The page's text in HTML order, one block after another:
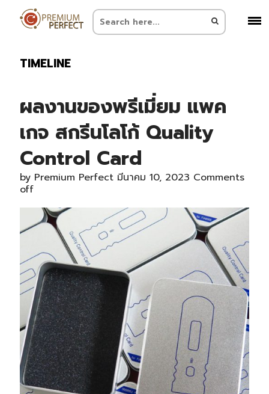
TIMELINE
ผลงานของพรีเมี่ยม แพค
เกจ สกรีนโลโก้ Quality
Control Card
by Premium Perfect มีนาคม 10, 2023 Comments
off